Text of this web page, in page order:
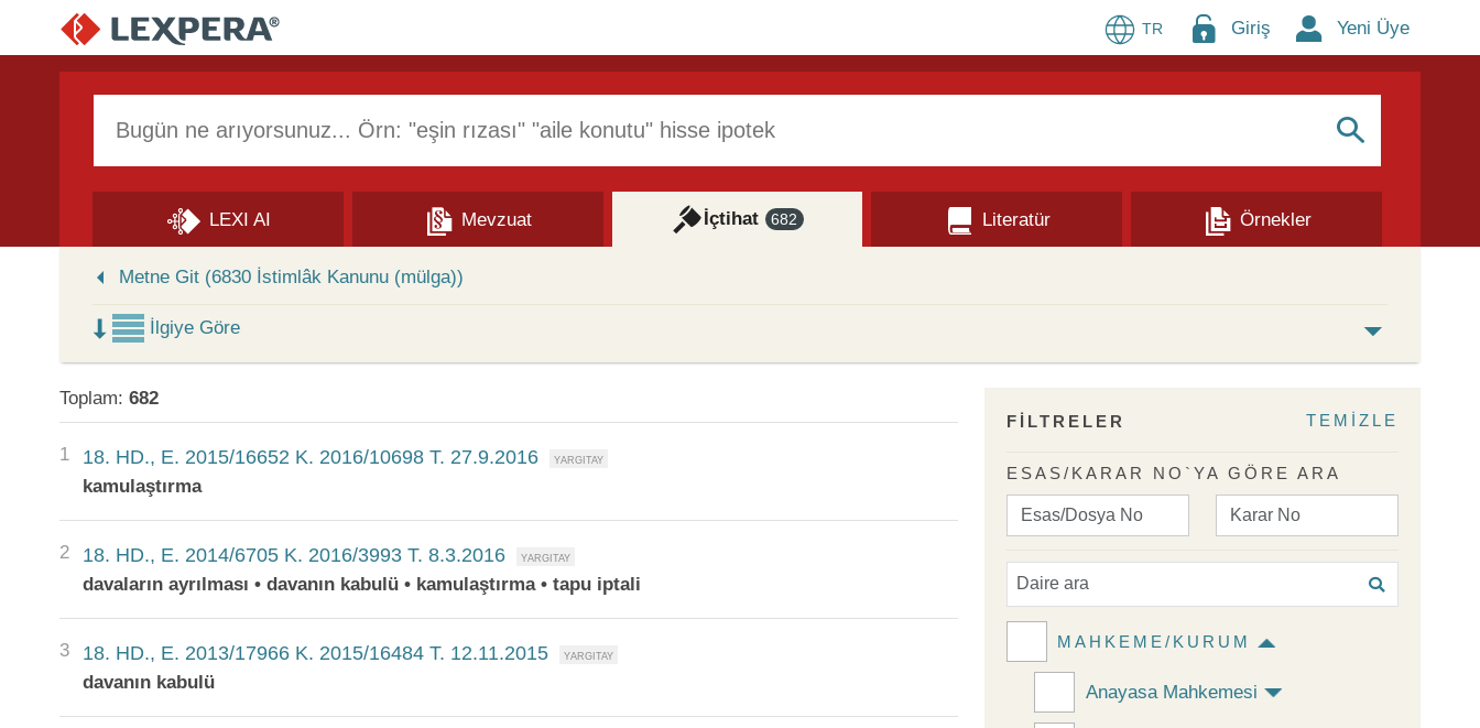
TR Giriş Yeni Üye
S
LEXI AI Mevzuat İçtihat 682 Literatür
Örnekler
Metne Git (6830 İstimlâk Kanunu (mülga))
İlgiye Göre
Toplam: 682
1 18. HD., E. 2015/16652 K. 2016/10698 T. 27.9.2016
kamulaştırma
2 18. HD., E. 2014/6705 K. 2016/3993 T. 8.3.2016
davaların ayrılması • davanın kabulü • kamulaştırma • tapu iptali
3 18. HD., E. 2013/17966 K. 2015/16484 T. 12.11.2015
davanın kabulü
FİLTRELER TEMİZLE
ESAS/KARAR NO`YA GÖRE ARA
MAHKEME/KURUM
Anayasa Mahkemesi